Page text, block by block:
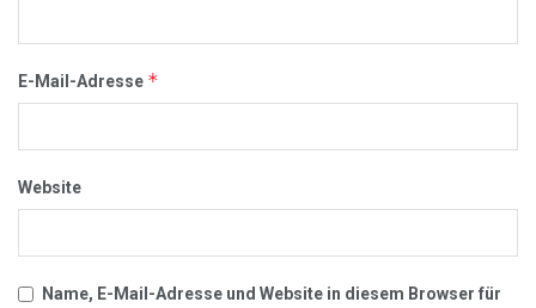
E-Mail-Adresse *
Website
Name, E-Mail-Adresse und Website in diesem Browser für